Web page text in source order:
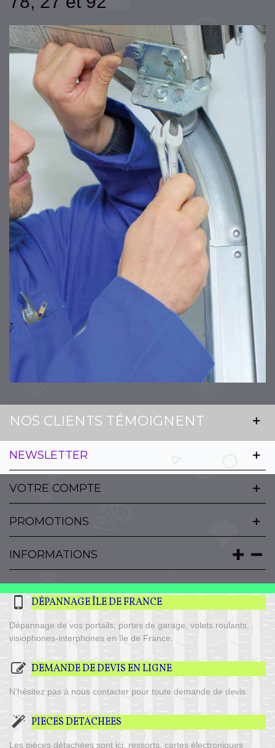
NOS CLIENTS TÉMOIGNENT
NEWSLETTER
VOTRE COMPTE
PROMOTIONS
INFORMATIONS
DÉPANNAGE ÎLE DE FRANCE
Dépannage de vos portails, portes de garage, volets roulants,
visiophones-interphones en île de France.
DEMANDE DE DEVIS EN LIGNE
N'hésitez pas à nous contacter pour toute demande de devis.
PIECES DETACHEES
Les pièces détachées sont ici, ressorts, cartes électroniques